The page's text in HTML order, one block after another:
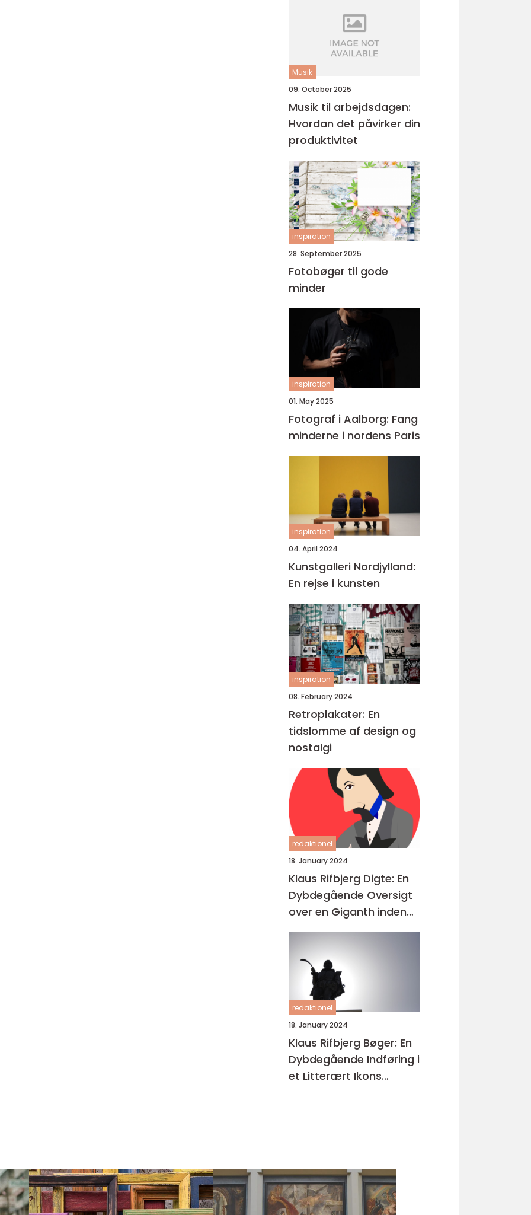
Musik
09. October 2025
Musik til arbejdsdagen:
Hvordan det påvirker din
produktivitet
inspiration
28. September 2025
Fotobøger til gode
minder
inspiration
01. May 2025
Fotograf i Aalborg: Fang
minderne i nordens Paris
inspiration
04. April 2024
Kunstgalleri Nordjylland:
En rejse i kunsten
inspiration
08. February 2024
Retroplakater: En
tidslomme af design og
nostalgi
redaktionel
18. January 2024
Klaus Rifbjerg Digte: En
Dybdegående Oversigt
over en Giganth inden
for Dansk Litteratur
redaktionel
18. January 2024
Klaus Rifbjerg Bøger: En
Dybdegående Indføring i
et Litterært Ikons